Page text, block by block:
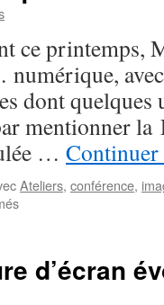
ce printemps,
dont
mentionner
…
Ateliers, conférence,
sur
Monsd’écran